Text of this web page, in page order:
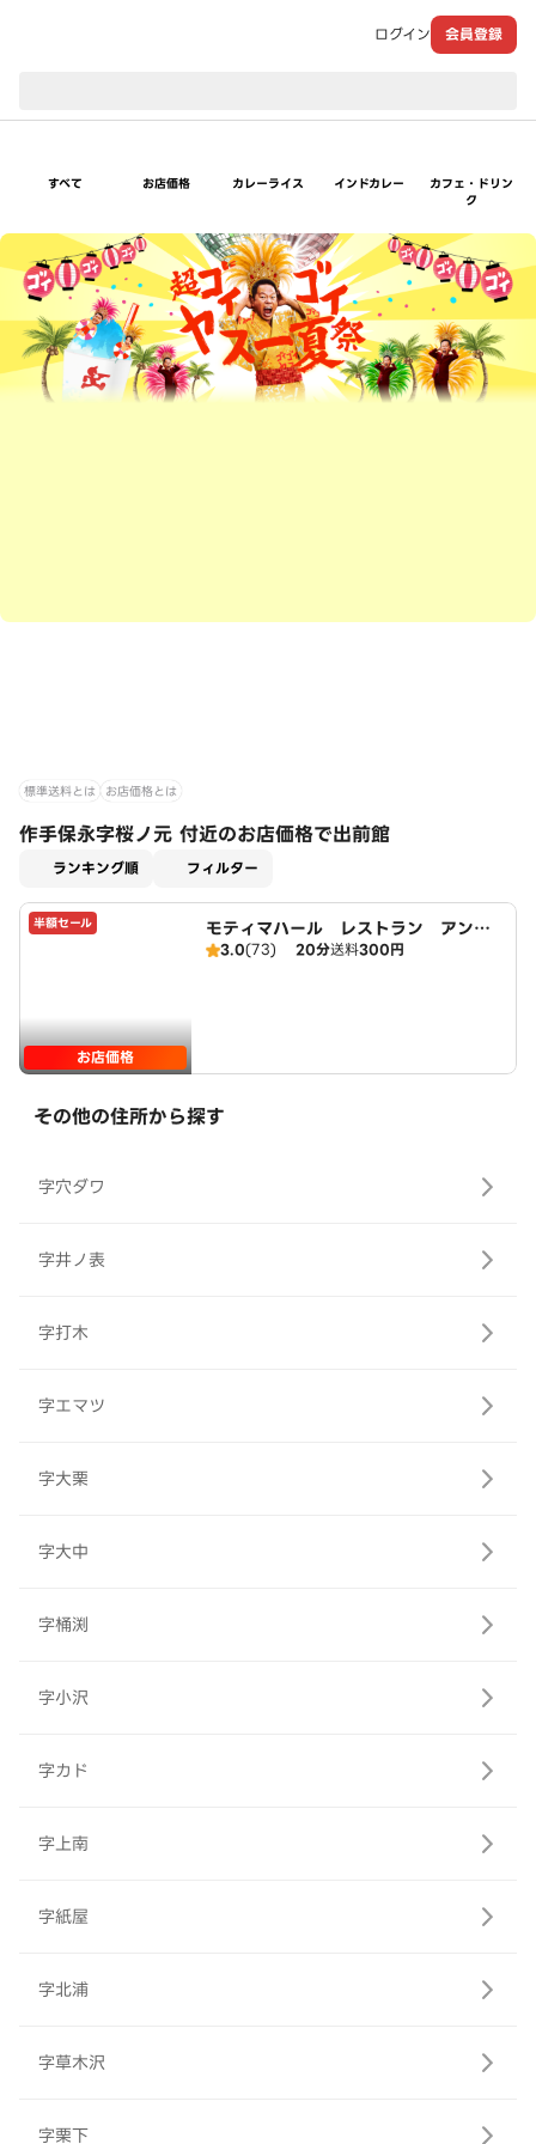
ログイン 会員登録
すべて お店価格 カレーライス インドカレー
カフェ・ドリン
ク
超ゴイゴイヤスー夏祭
標準送料とは お店価格とは
作手保永字桜ノ元 付近のお店価格で出前館
ランキング順 フィルター
半額セール
お店価格
モティマハール レストラン アンド
バー
3.0(73) 20分送料300円
その他の住所から探す
字穴ダワ
字井ノ表
字打木
字エマツ
字大栗
字大中
字桶渕
字小沢
字カド
字上南
字紙屋
字北浦
字草木沢
字栗下